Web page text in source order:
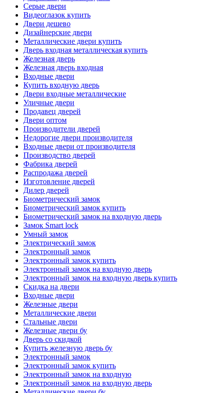
Серые двери
Видеоглазок купить
Двери дешево
Дизайнерские двери
Металлические двери купить
Дверь входная металлическая купить
Железная дверь
Железная дверь входная
Входные двери
Купить входную дверь
Двери входные металлические
Уличные двери
Продавец дверей
Двери оптом
Производители дверей
Недорогие двери производителя
Входные двери от производителя
Производство дверей
Фабрика дверей
Распродажа дверей
Изготовление дверей
Дилер дверей
Биометрический замок
Биометрический замок купить
Биометрический замок на входную дверь
Замок Smart lock
Умный замок
Электрический замок
Электронный замок
Электронный замок купить
Электронный замок на входную дверь
Электронный замок на входную дверь купить
Скидка на двери
Входные двери
Железные двери
Металлические двери
Стальные двери
Железные двери бу
Дверь со скидкой
Купить железную дверь бу
Электронный замок
Электронный замок купить
Электронный замок на входную
Электронный замок на входную дверь